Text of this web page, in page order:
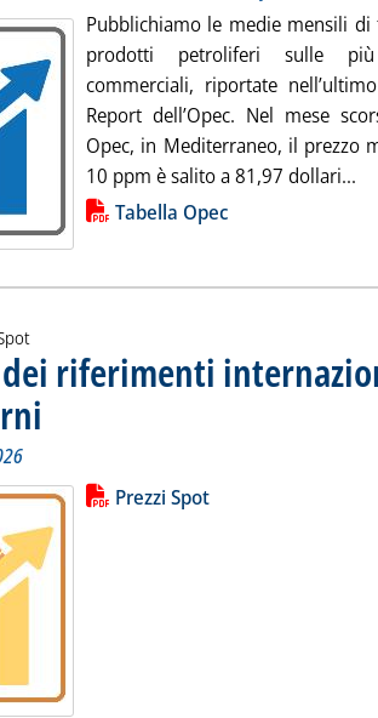
Pubblichiamo le medie mensili
prodotti petroliferi sulle
commerciali, riportate
Report dell’Opec. Nel mese
Opec, in Mediterraneo, il prezzo
10 ppm è salito a 81,97 dollari...
alla notizia
Tabella Opec
riferimenti
Leggi tutta la notizia:
alla notizia
Prezzi Spot